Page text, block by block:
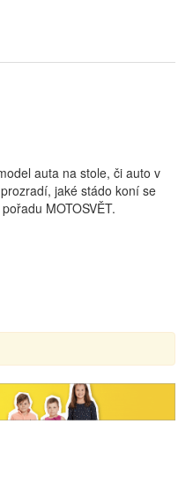
auta na stole, či auto v
jaké stádo koní se
MOTOSVĚT.